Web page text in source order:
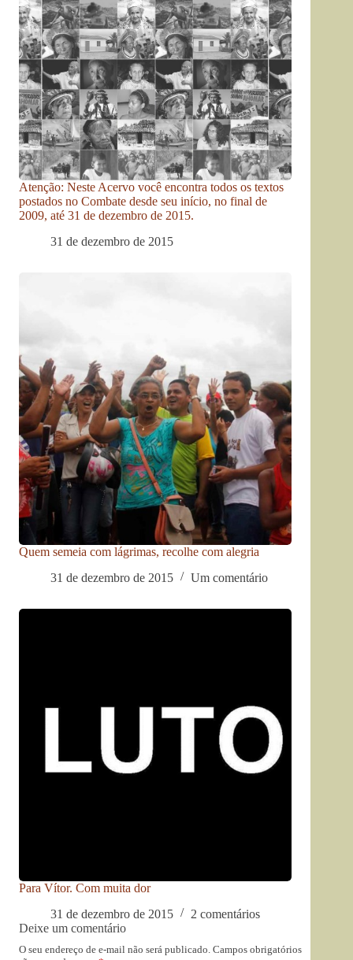
Atenção: Neste Acervo você encontra todos os textos
postados no Combate desde seu início, no final de
2009, até 31 de dezembro de 2015.
31 de dezembro de 2015
Quem semeia com lágrimas, recolhe com alegria
31 de dezembro de 2015
Um comentário
Para Vítor. Com muita dor
31 de dezembro de 2015
2 comentários
Deixe um comentário
O seu endereço de e-mail não será publicado. Campos obrigatórios